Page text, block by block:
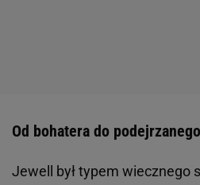
Od bohatera do podejrzanego
Jewell był typem wiecznego